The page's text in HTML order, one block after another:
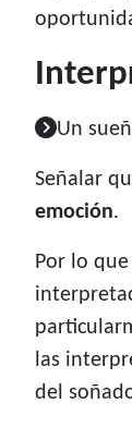
Un
Señalar
emoción.
Por lo
las
del